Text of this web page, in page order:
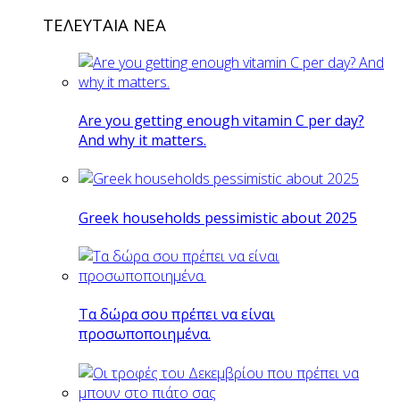
ΤΕΛΕΥΤΑΙΑ ΝΕΑ
Are you getting enough vitamin C per day?
And why it matters.
Greek households pessimistic about 2025
Tα δώρα σου πρέπει να είναι
προσωποποιημένα.